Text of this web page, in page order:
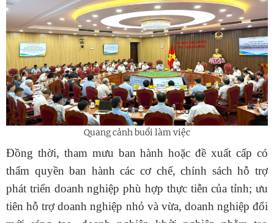
Quang cảnh buổi làm việc
Đồng thời, tham mưu ban hành hoặc đề xuất cấp có
thẩm quyền ban hành các cơ chế, chính sách hỗ trợ
phát triển doanh nghiệp phù hợp thực tiễn của tỉnh; ưu
tiên hỗ trợ doanh nghiệp nhỏ và vừa, doanh nghiệp đổi